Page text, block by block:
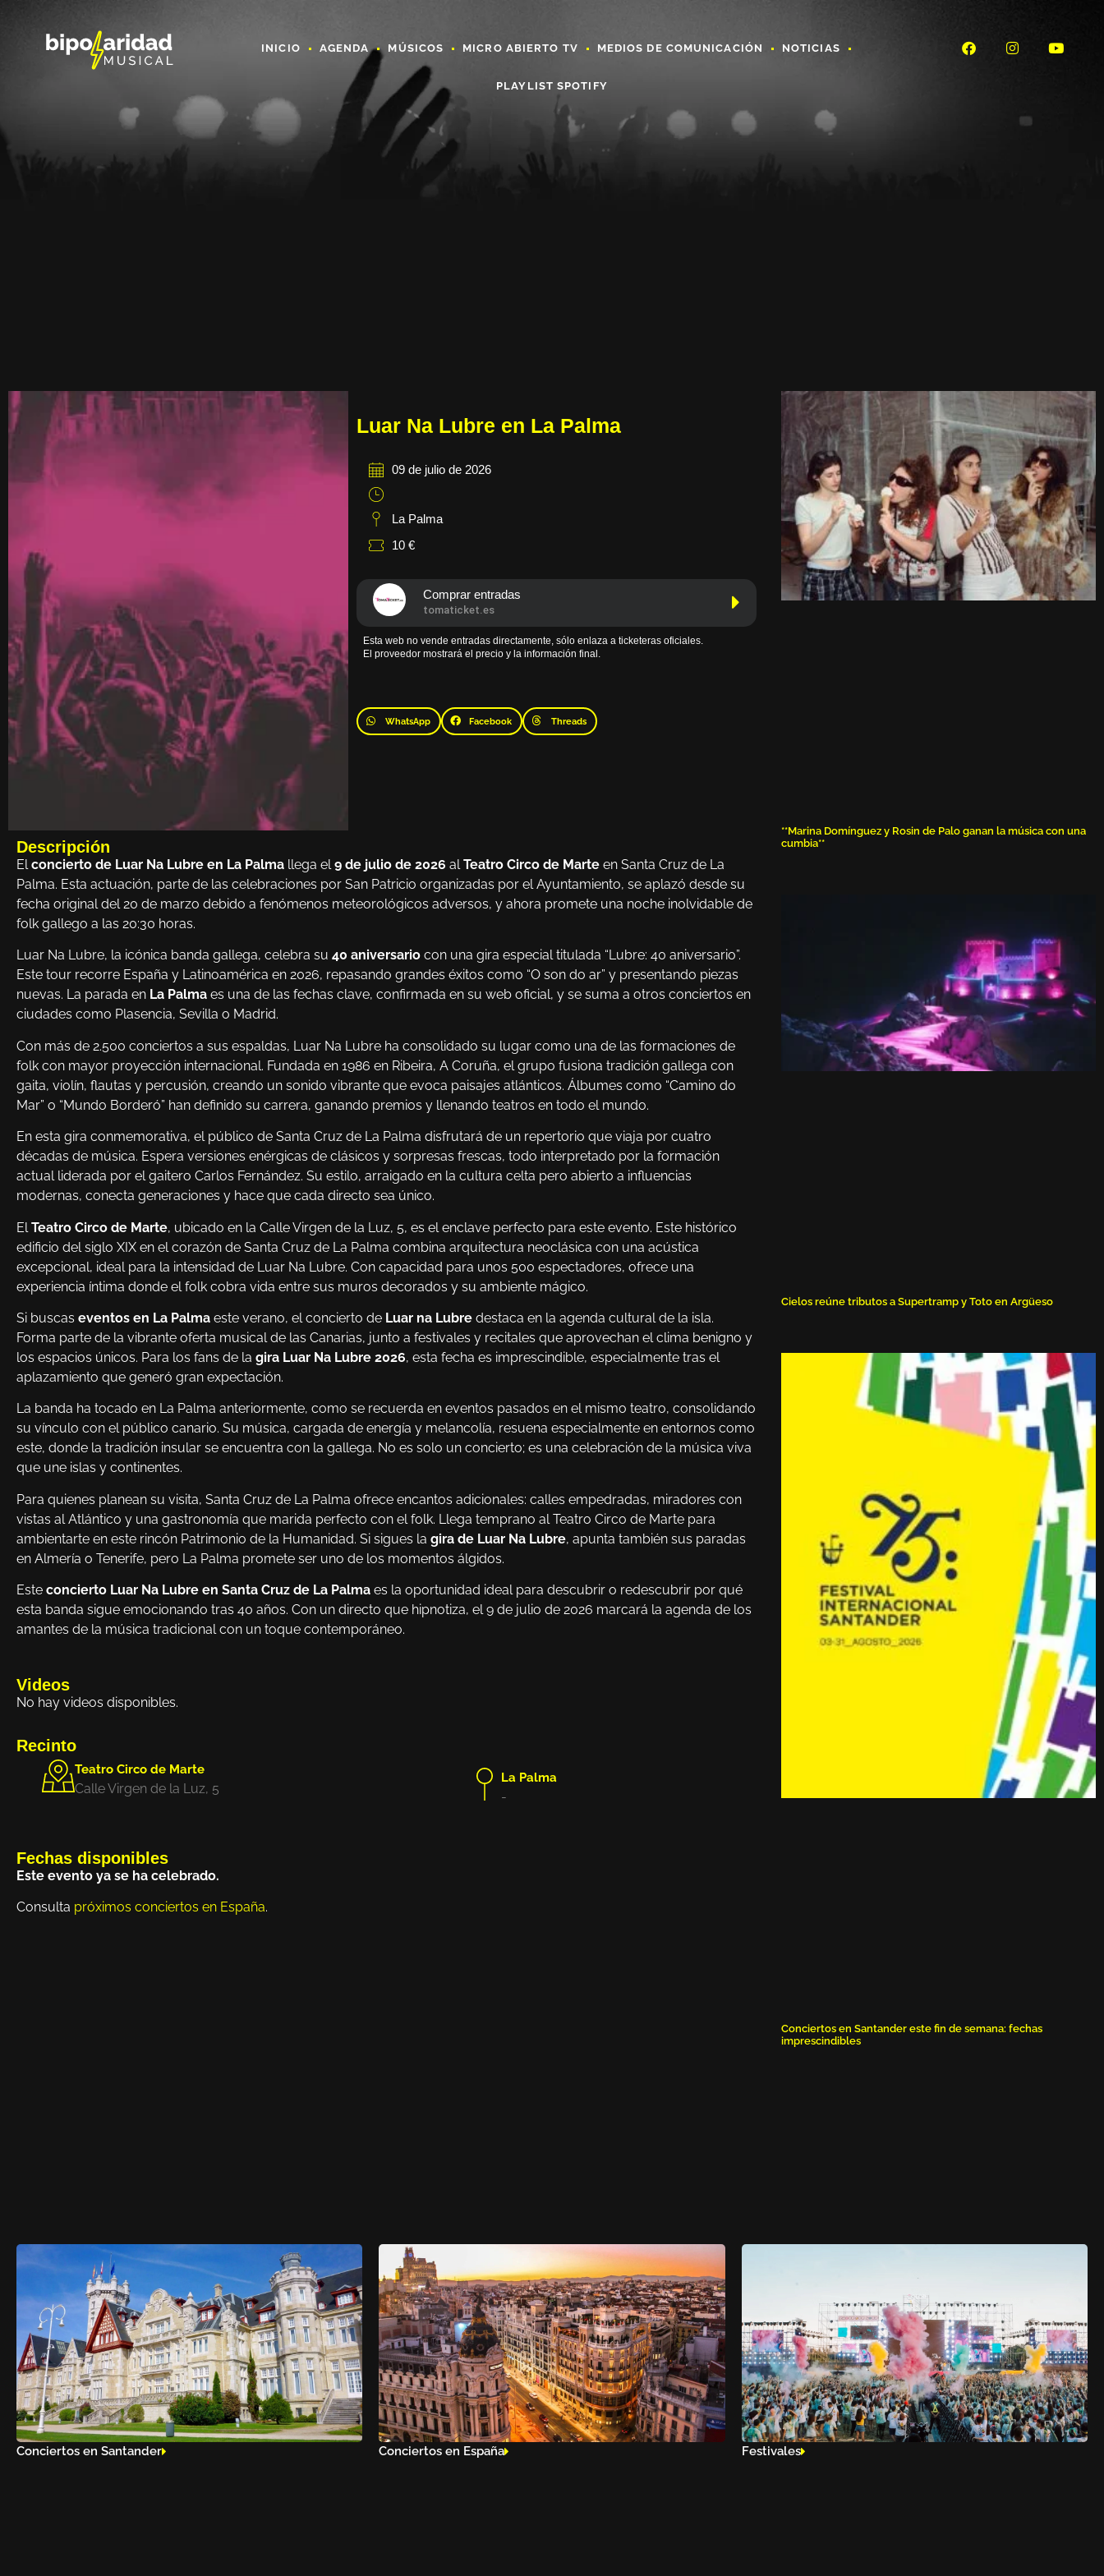
INICIO AGENDA MÚSICOS MICRO ABIERTO TV MEDIOS DE COMUNICACIÓN NOTICIAS
PLAYLIST SPOTIFY
Luar Na Lubre en La Palma
09 de julio de 2026
La Palma
10 €
Comprar entradas
tomaticket.es
Esta web no vende entradas directamente, sólo enlaza a ticketeras oficiales.
El proveedor mostrará el precio y la información final.
WhatsApp Facebook Threads
Descripción
Elconcierto de Luar Na Lubre en La Palma llega el9 de julio de 2026 alTeatro Circo de Marte en Santa Cruz de La
Palma. Esta actuación, parte de las celebraciones por San Patricio organizadas por el Ayuntamiento, se aplazó desde su
fecha original del 20 de marzo debido a fenómenos meteorológicos adversos, y ahora promete una noche inolvidable de
folk gallego a las 20:30 horas.
Luar Na Lubre, la icónica banda gallega, celebra su 40 aniversario con una gira especial titulada “Lubre: 40 aniversario”.
Este tour recorre España y Latinoamérica en 2026, repasando grandes éxitos como “O son do ar” y presentando piezas
nuevas. La parada en La Palma es una de las fechas clave, confirmada en su web oficial, y se suma a otros conciertos en
ciudades como Plasencia, Sevilla o Madrid.
Con más de 2.500 conciertos a sus espaldas, Luar Na Lubre ha consolidado su lugar como una de las formaciones de
folk con mayor proyección internacional. Fundada en 1986 en Ribeira, A Coruña, el grupo fusiona tradición gallega con
gaita, violín, flautas y percusión, creando un sonido vibrante que evoca paisajes atlánticos. Álbumes como “Camino do
Mar” o “Mundo Borderó” han definido su carrera, ganando premios y llenando teatros en todo el mundo.
En esta gira conmemorativa, el público de Santa Cruz de La Palma disfrutará de un repertorio que viaja por cuatro
décadas de música. Espera versiones enérgicas de clásicos y sorpresas frescas, todo interpretado por la formación
actual liderada por el gaitero Carlos Fernández. Su estilo, arraigado en la cultura celta pero abierto a influencias
modernas, conecta generaciones y hace que cada directo sea único.
El Teatro Circo de Marte, ubicado en la Calle Virgen de la Luz, 5, es el enclave perfecto para este evento. Este histórico
edificio del siglo XIX en el corazón de Santa Cruz de La Palma combina arquitectura neoclásica con una acústica
excepcional, ideal para la intensidad de Luar Na Lubre. Con capacidad para unos 500 espectadores, ofrece una
experiencia íntima donde el folk cobra vida entre sus muros decorados y su ambiente mágico.
Si buscas eventos en La Palma este verano, el concierto de Luar na Lubre destaca en la agenda cultural de la isla.
Forma parte de la vibrante oferta musical de las Canarias, junto a festivales y recitales que aprovechan el clima benigno y
los espacios únicos. Para los fans de la gira Luar Na Lubre 2026, esta fecha es imprescindible, especialmente tras el
aplazamiento que generó gran expectación.
La banda ha tocado en La Palma anteriormente, como se recuerda en eventos pasados en el mismo teatro, consolidando
su vínculo con el público canario. Su música, cargada de energía y melancolía, resuena especialmente en entornos como
este, donde la tradición insular se encuentra con la gallega. No es solo un concierto; es una celebración de la música viva
que une islas y continentes.
Para quienes planean su visita, Santa Cruz de La Palma ofrece encantos adicionales: calles empedradas, miradores con
vistas al Atlántico y una gastronomía que marida perfecto con el folk. Llega temprano al Teatro Circo de Marte para
ambientarte en este rincón Patrimonio de la Humanidad. Si sigues la gira de Luar Na Lubre, apunta también sus paradas
en Almería o Tenerife, pero La Palma promete ser uno de los momentos álgidos.
Este concierto Luar Na Lubre en Santa Cruz de La Palma es la oportunidad ideal para descubrir o redescubrir por qué
esta banda sigue emocionando tras 40 años. Con un directo que hipnotiza, el 9 de julio de 2026 marcará la agenda de los
amantes de la música tradicional con un toque contemporáneo.
Videos
No hay videos disponibles.
Recinto
Teatro Circo de Marte
Calle Virgen de la Luz, 5
La Palma
-
Fechas disponibles
Este evento ya se ha celebrado.
Consulta próximos conciertos en España.
**Marina Domínguez y Rosin de Palo ganan la música con una
cumbia**
Cielos reúne tributos a Supertramp y Toto en Argüeso
Conciertos en Santander este fin de semana: fechas
imprescindibles
Conciertos en Santander Conciertos en España Festivales